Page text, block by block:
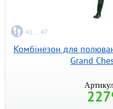
41 ... 47
Комбінезон для
Grand